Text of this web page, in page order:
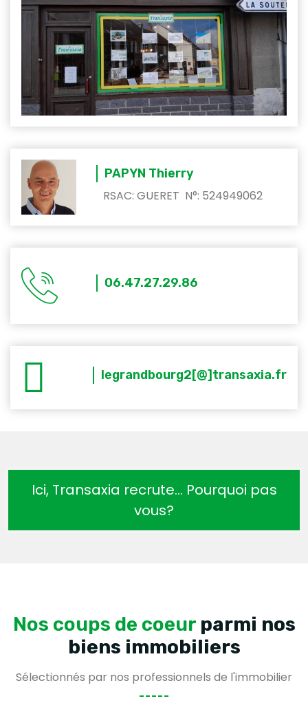
PAPYN Thierry
RSAC: GUERET N°: 524949062
06.47.27.29.86
legrandbourg2[@]transaxia.fr
Ici, Transaxia recrute… Pourquoi pas
vous?
Nos coups de coeur parmi nos
biens immobiliers
Sélectionnés par nos professionnels de l'immobilier